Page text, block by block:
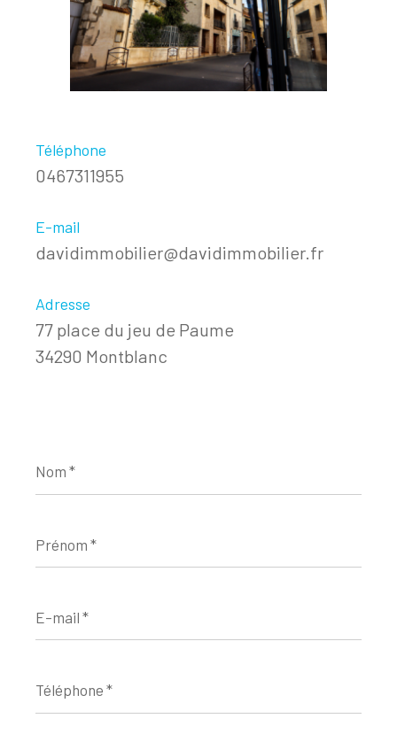
Téléphone
0467311955
E-mail
davidimmobilier@davidimmobilier.fr
Adresse
77 place du jeu de Paume
34290 Montblanc
*
*
mail
*
*